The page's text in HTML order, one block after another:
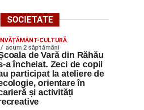
SOCIETATE
ÎNVĂȚĂMÂNT-CULTURĂ
acum 2 săptămâni
de Vară din Răhău
a încheiat. Zeci de copii
participat la ateliere de
orientare în
și activități